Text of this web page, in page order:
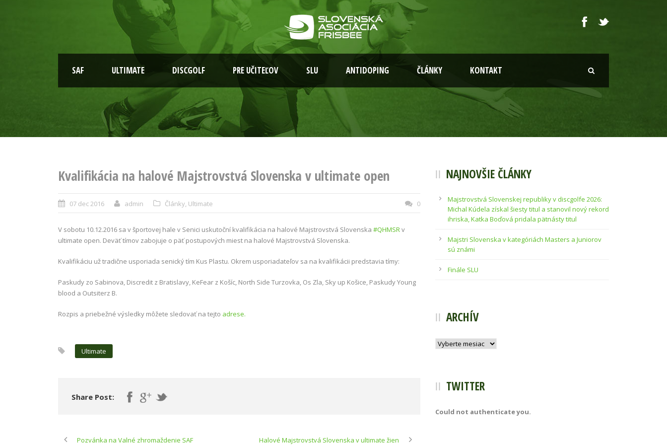
SAF ULTIMATE DISCGOLF PRE UČITEĽOV SLU ANTIDOPING ČLÁNKY KONTAKT
Kvalifikácia na halové Majstrovstvá Slovenska v ultimate open
07 dec 2016 admin Články, Ultimate 0
V sobotu 10.12.2016 sa v športovej hale v Senici uskutoční kvalifikácia na halové Majstrovstvá Slovenska #QHMSRv
ultimate open. Deväť tímov zabojuje o päť postupových miest na halové Majstrovstvá Slovenska.
Kvalifikáciu už tradične usporiada senický tím Kus Plastu. Okrem usporiadateľov sa na kvalifikácii predstavia tímy:
Paskudy zo Sabinova, Discredit z Bratislavy, KeFear z Košíc, North Side Turzovka, Os Zla, Sky up Košice, Paskudy Young
blood a Outsiterz B.
Rozpis a priebežné výsledky môžete sledovať na tejto adrese.
Ultimate
Share Post:
Pozvánka na Valné zhromaždenie SAF Halové Majstrovstvá Slovenska v ultimate žien
NAJNOVŠIE ČLÁNKY
Majstrovstvá Slovenskej republiky v discgolfe 2026:
Michal Kúdela získal šiesty titul a stanovil nový rekord
ihriska, Katka Boďová pridala pätnásty titul
Majstri Slovenska v kategóriách Masters a Juniorov
sú známi
Finále SLU
ARCHÍV
Archív
TWITTER
Could not authenticate you.